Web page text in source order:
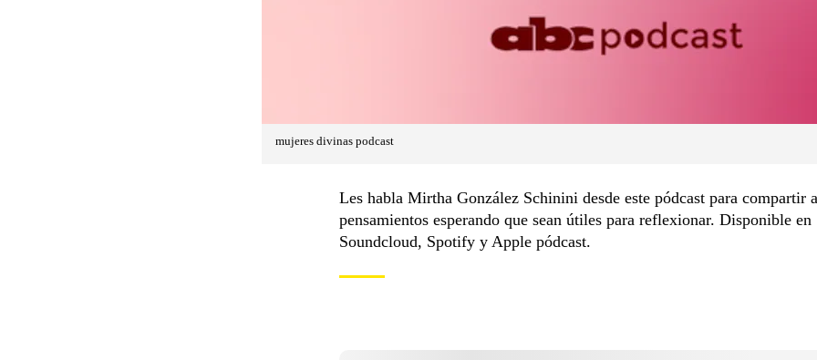
mujeres divinas podcast
Les habla Mirtha González Schinini desde este pódcast para compartir
pensamientos esperando que sean útiles para reflexionar. Disponible en
Soundcloud, Spotify y Apple pódcast.